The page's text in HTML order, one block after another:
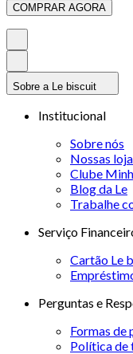
COMPRAR AGORA
Sobre a Le biscuit
Institucional
Sobre nós
Nossas
Clube
Blog da Le
Trabalhe
Serviço
Cartão Le
Perguntas e
Formas de
Política de